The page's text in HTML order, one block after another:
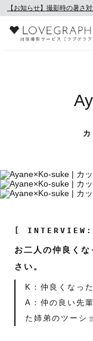
【お知らせ】撮影時の暑さ
[
お二人の仲良く
さい。
K：仲良くなっ
A：仲の良い先
た姉弟のツーシ